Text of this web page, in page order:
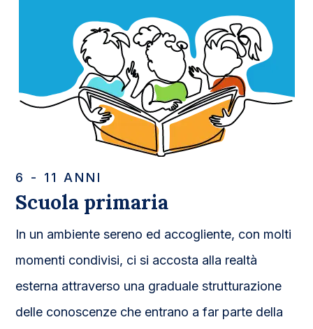
6 - 11 ANNI
Scuola primaria
In un ambiente sereno ed accogliente, con molti
momenti condivisi, ci si accosta alla realtà
esterna attraverso una graduale strutturazione
delle conoscenze che entrano a far parte della